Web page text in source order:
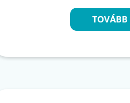
TOVÁBB